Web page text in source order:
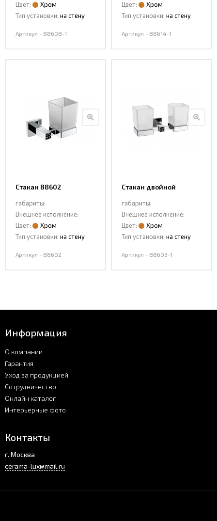
Цвет:
Хром
Тип установки: на стену
Артикул - 88608-1
Цвет:
Хром
Тип установки: на стену
Артикул - 88614-1
Стакан 88602
габариты:
Внешнее исполнение:
Цвет:
Хром
Тип установки: на стену
Артикул - 88602
Стакан двойной
габариты:
Внешнее исполнение:
Цвет:
Хром
Тип установки: на стену
Артикул - 88603-1
Информация
О компании
Гарантия
Уход за продукцией
Сотрудничество
Онлайн каталог
Интерьерные фото
Контакты
г. Москва
cerama-lux@mail.ru